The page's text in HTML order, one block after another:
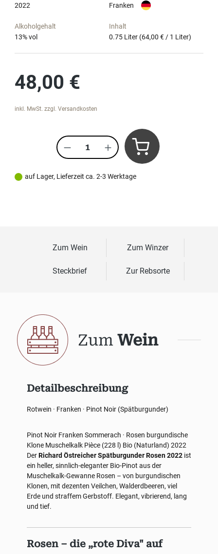
2022
Franken
Alkoholgehalt
13% vol
Inhalt
0.75 Liter (64,00 € / 1 Liter)
48,00 €
inkl. MwSt. zzgl. Versandkosten
Produkt Anzahl: Gib den
auf Lager, Lieferzeit ca. 2-3 Werktage
Zum Wein Zum Winzer
Steckbrief Zur Rebsorte
Zum Wein
Detailbeschreibung
Rotwein · Franken · Pinot Noir (Spätburgunder)
Pinot Noir Franken Sommerach · Rosen burgundische
Klone Muschelkalk Pièce (228 l) Bio (Naturland) 2022
DerRichard Östreicher Spätburgunder Rosen 2022 ist
ein heller, sinnlich-eleganter Bio-Pinot aus der
Muschelkalk-Gewanne Rosen – von burgundischen
Klonen, mit dezenten Veilchen, Walderdbeeren, viel
Erde und straffem Gerbstoff. Elegant, vibrierend, lang
und tief.
Rosen – die „rote Diva" auf